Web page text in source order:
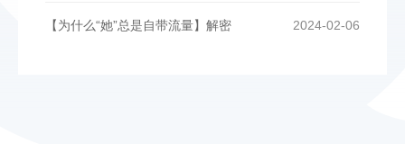
2024-02-06
【为什么“她”总是自带流量】解密